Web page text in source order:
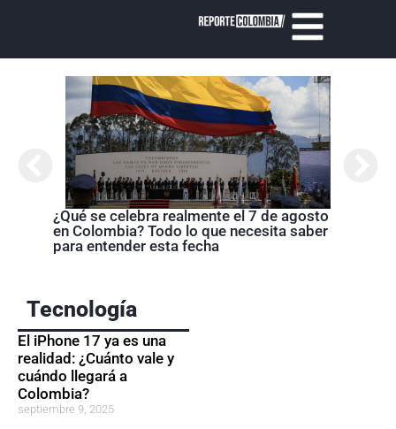
¿Qué se celebra realmente el 7 de agosto
en Colombia? Todo lo que necesita saber
para entender esta fecha
Tecnología
El iPhone 17 ya es una
realidad: ¿Cuánto vale y
cuándo llegará a
Colombia?
septiembre 9, 2025